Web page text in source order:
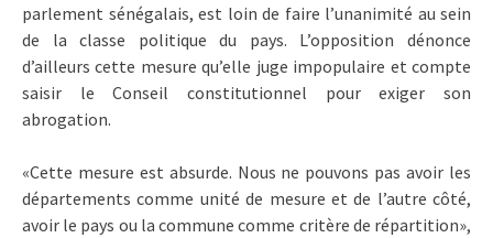
parlement sénégalais, est loin de faire l’unanimité au sein
de la classe politique du pays. L’opposition dénonce
d’ailleurs cette mesure qu’elle juge impopulaire et compte
saisir le Conseil constitutionnel pour exiger son
abrogation.
«Cette mesure est absurde. Nous ne pouvons pas avoir les
départements comme unité de mesure et de l’autre côté,
avoir le pays ou la commune comme critère de répartition»,